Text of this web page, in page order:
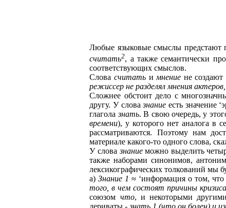
Любые языковые смыслы предстают
считать2, а также семантически
соответствующих смыслов.
Слова считатьи мнение не
режиссер не разделял мнения
Сложнее обстоит дело с
другу. У словазнание есть значение
глаголазнать. В свою очередь, у
времени), у которого нет аналога в
рассматриваются. Поэтому нам
материале какого-то одного слова,
У словазнаниеможно выделить
также наборами синонимов,
лексикографических толкований мы
а)Знание 1 ≈ ‘информация о том, что
того, в чем состоят причины
союзом что, и некоторыми